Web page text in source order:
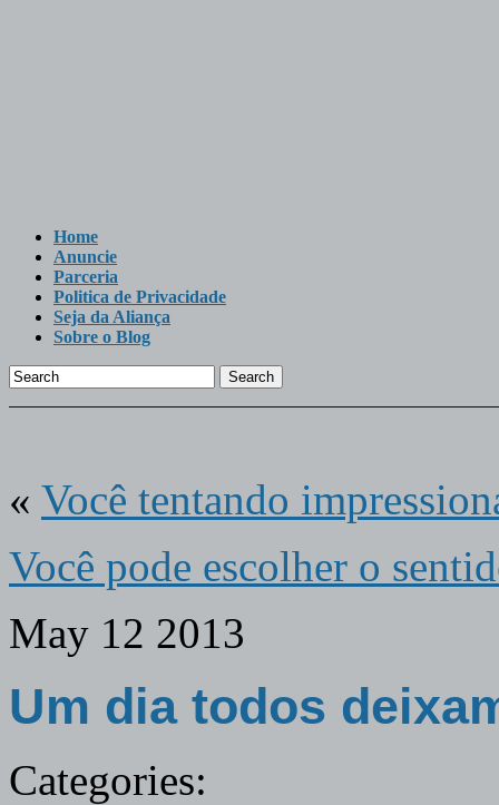
Home
Anuncie
Parceria
Politica de Privacidade
Seja da Aliança
Sobre o Blog
Search
« Você tentando
Você pode escolher o
May 12 2013
Um dia todos
Categories: